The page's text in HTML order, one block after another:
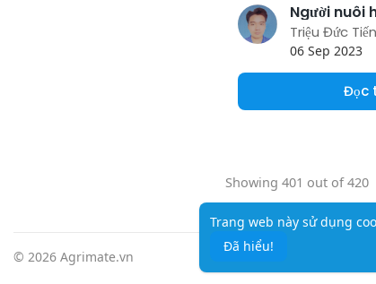
Trang web này sử dụng
Đã hiểu!
Triệu Đức Tiến
06 Sep 2023
Đọc
Showing 401 out of 420
© 2026 Agrimate.vn